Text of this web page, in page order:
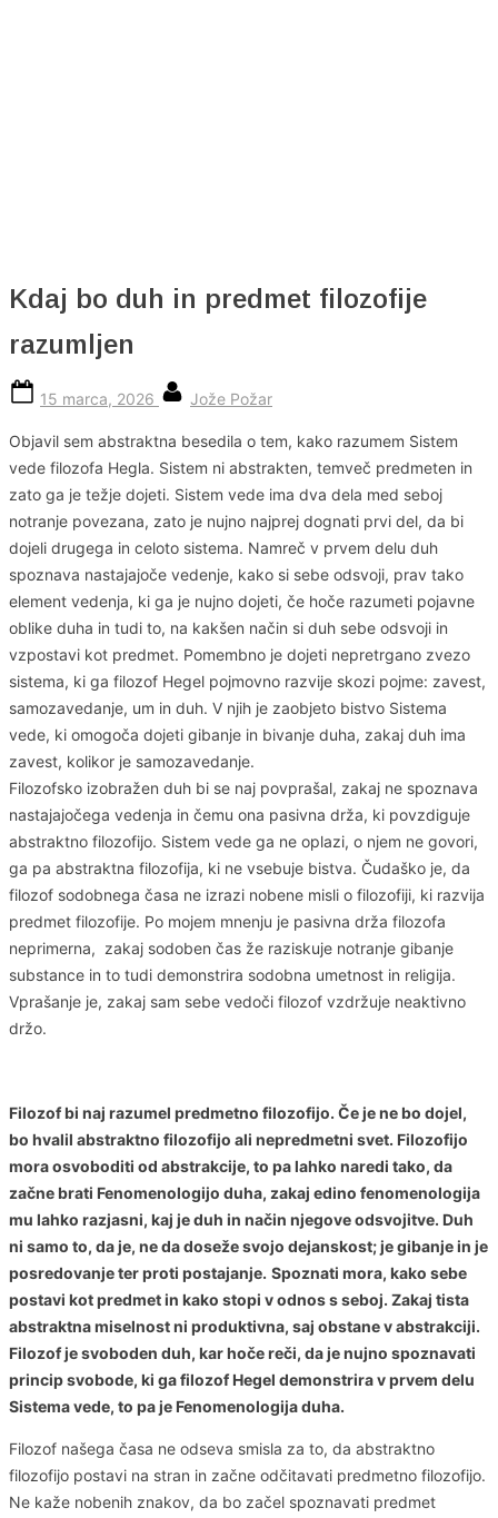
Kdaj bo duh in predmet filozofije
razumljen
Posted
15 marca, 2026 By
Jože Požar
Objavil sem abstraktna besedila o tem, kako razumem Sistem
vede filozofa Hegla. Sistem ni abstrakten, temveč predmeten in
zato ga je težje dojeti. Sistem vede ima dva dela med seboj
notranje povezana, zato je nujno najprej dognati prvi del, da bi
dojeli drugega in celoto sistema. Namreč v prvem delu duh
spoznava nastajajoče vedenje, kako si sebe odsvoji, prav tako
element vedenja, ki ga je nujno dojeti, če hoče razumeti pojavne
oblike duha in tudi to, na kakšen način si duh sebe odsvoji in
vzpostavi kot predmet. Pomembno je dojeti nepretrgano zvezo
sistema, ki ga filozof Hegel pojmovno razvije skozi pojme: zavest,
samozavedanje, um in duh. V njih je zaobjeto bistvo Sistema
vede, ki omogoča dojeti gibanje in bivanje duha, zakaj duh ima
zavest, kolikor je samozavedanje.
Filozofsko izobražen duh bi se naj povprašal, zakaj ne spoznava
nastajajočega vedenja in čemu ona pasivna drža, ki povzdiguje
abstraktno filozofijo. Sistem vede ga ne oplazi, o njem ne govori,
ga pa abstraktna filozofija, ki ne vsebuje bistva. Čudaško je, da
filozof sodobnega časa ne izrazi nobene misli o filozofiji, ki razvija
predmet filozofije. Po mojem mnenju je pasivna drža filozofa
neprimerna, zakaj sodoben čas že raziskuje notranje gibanje
substance in to tudi demonstrira sodobna umetnost in religija.
Vprašanje je, zakaj sam sebe vedoči filozof vzdržuje neaktivno
držo.
Filozof bi naj razumel predmetno filozofijo. Če je ne bo dojel,
bo hvalil abstraktno filozofijo ali nepredmetni svet. Filozofijo
mora osvoboditi od abstrakcije, to pa lahko naredi tako, da
začne brati Fenomenologijo duha, zakaj edino fenomenologija
mu lahko razjasni, kaj je duh in način njegove odsvojitve. Duh
ni samo to, da je, ne da doseže svojo dejanskost; je gibanje in je
posredovanje ter proti postajanje. Spoznati mora, kako sebe
postavi kot predmet in kako stopi v odnos s seboj. Zakaj tista
abstraktna miselnost ni produktivna, saj obstane v abstrakciji.
Filozof je svoboden duh, kar hoče reči, da je nujno spoznavati
princip svobode, ki ga filozof Hegel demonstrira v prvem delu
Sistema vede, to pa je Fenomenologija duha.
Filozof našega časa ne odseva smisla za to, da abstraktno
filozofijo postavi na stran in začne odčitavati predmetno filozofijo.
Ne kaže nobenih znakov, da bo začel spoznavati predmet